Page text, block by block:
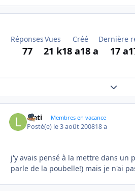
Réponses
77
Vues
21 k
Créé
18 a18 a
Dernière
17 a
laeti Membres en vacance
Posté(e) le 3 août 200818 a
j'y avais pensé à la mettre dans un
parle de la poubelle!) mais je n'ai